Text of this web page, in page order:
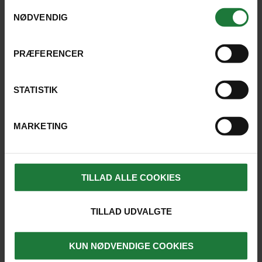
NØDVENDIG
PRÆFERENCER
STATISTIK
MARKETING
TILLAD ALLE COOKIES
TILLAD UDVALGTE
KUN NØDVENDIGE COOKIES
REJSER, HVOR UDFLUGTEN ER
SE KORT